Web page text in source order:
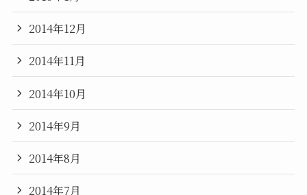
2014年12月
2014年11月
2014年10月
2014年9月
2014年8月
2014年7月